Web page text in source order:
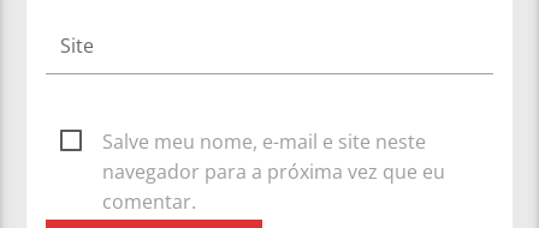
Salve meu nome, e-mail e site neste
navegador para a próxima vez que eu
comentar.